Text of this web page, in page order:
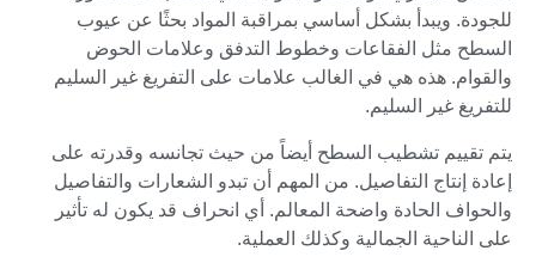
للجودة. ويبدأ بشكل أساسي بمراقبة المواد بحثًا عن عيوب
السطح مثل الفقاعات وخطوط التدفق وعلامات الحوض
والقوام. هذه هي في الغالب علامات على التفريغ غير السليم
للتفريغ غير السليم.
يتم تقييم تشطيب السطح أيضاً من حيث تجانسه وقدرته على
إعادة إنتاج التفاصيل. من المهم أن تبدو الشعارات والتفاصيل
والحواف الحادة واضحة المعالم. أي انحراف قد يكون له تأثير
على الناحية الجمالية وكذلك العملية.